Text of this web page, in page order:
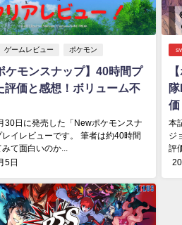
ゲームレビュー ポケモン
ケモンスナップ】40時間プ
評価と感想！ボリューム不
30日に発売した「Newポケモンスナ
レイレビューです。 筆者は約40時間
て面白いのか...
5日
価
本
ジ
評